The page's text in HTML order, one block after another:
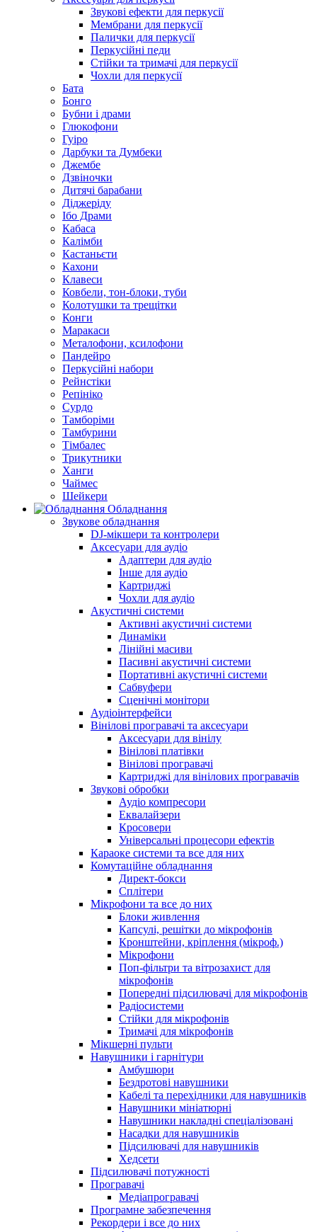
Звукові ефекти для перкусії
Мембрани для перкусії
Палички для перкусії
Перкусійні педи
Стійки та тримачі для перкусії
Чохли для перкусії
Бата
Бонго
Бубни і драми
Глюкофони
Гуіро
Дарбуки та Думбеки
Джембе
Дзвіночки
Дитячі барабани
Діджеріду
Ібо Драми
Кабаса
Калімби
Кастаньєти
Кахони
Клавеси
Ковбели, тон-блоки, туби
Колотушки та трещітки
Конги
Маракаси
Металофони, ксилофони
Пандейро
Перкусійні набори
Рейнстіки
Репініко
Сурдо
Тамборіми
Тамбурини
Тімбалес
Трикутники
Ханги
Чаймес
Шейкери
Обладнання
Звукове обладнання
DJ-мікшери та контролери
Аксесуари для аудіо
Адаптери для аудіо
Інше для аудіо
Картриджі
Чохли для аудіо
Акустичні системи
Активні акустичні системи
Динаміки
Лінійні масиви
Пасивні акустичні системи
Портативні акустичні системи
Сабвуфери
Сценічні монітори
Аудіоінтерфейси
Вінілові програвачі та аксесуари
Аксесуари для вінілу
Вінілові платівки
Вінілові програвачі
Картриджі для вінілових програвачів
Звукові обробки
Аудіо компресори
Еквалайзери
Кросовери
Універсальні процесори ефектів
Караоке системи та все для них
Комутаційне обладнання
Директ-бокси
Сплітери
Мікрофони та все до них
Блоки живлення
Капсулі, решітки до мікрофонів
Кронштейни, кріплення (мікроф.)
Мікрофони
Поп-фільтри та вітрозахист для
мікрофонів
Попередні підсилювачі для мікрофонів
Радіосистеми
Стійки для мікрофонів
Тримачі для мікрофонів
Мікшерні пульти
Навушники і гарнітури
Амбушюри
Бездротові навушники
Кабелі та перехідники для навушників
Навушники мініатюрні
Навушники накладні спеціалізовані
Насадки для навушників
Підсилювачі для навушників
Хедсети
Підсилювачі потужності
Програвачі
Медіапрогравачі
Програмне забезпечення
Рекордери і все до них